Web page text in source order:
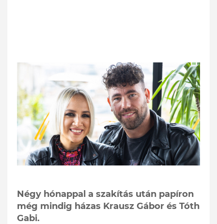
Négy hónappal a szakítás után papíron
még mindig házas Krausz Gábor és Tóth
Gabi.